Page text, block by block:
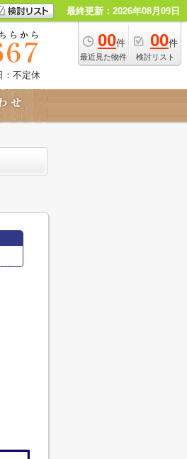
最終更新：2026年08月09日
00件
最近見た物件
00件
検討リスト
：不定休